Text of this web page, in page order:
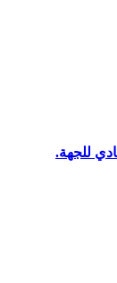
للجهة.